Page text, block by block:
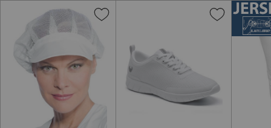
Aggiungi
desideri
Aggiungi